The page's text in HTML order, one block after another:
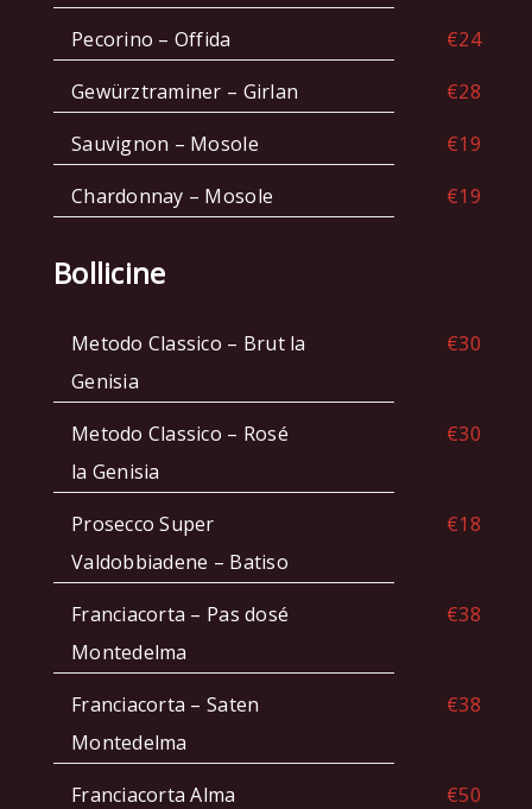
Pecorino – Offida
€24
Gewürztraminer – Girlan
€28
Sauvignon – Mosole
€19
Chardonnay – Mosole
€19
Bollicine
Metodo Classico – Brut la
Genisia
€30
Metodo Classico – Rosé
la Genisia
€30
Prosecco Super
Valdobbiadene – Batiso
€18
Franciacorta – Pas dosé
Montedelma
€38
Franciacorta – Saten
Montedelma
€38
Franciacorta Alma
€50